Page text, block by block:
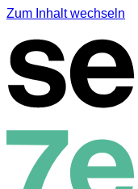
Zum Inhalt wechseln